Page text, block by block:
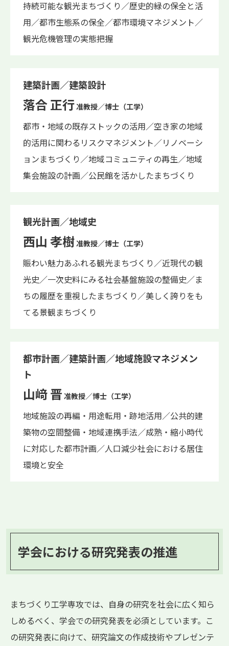
持続可能な観光まちづくり／歴史的緑の保全と活
用／都市生態系の保全／都市環境マネジメント／
観光危機管理の実態把握
建築計画／建築設計
落合 正行准教授／博士（工学）
都市・地域の既存ストックの活用／空き家の地域
的活用に関わるリスクマネジメント／リノベーシ
ョンまちづくり／地域コミュニティの再生／地域
集会施設の計画／公民館を活かしたまちづくり
観光計画／地域史
西山 孝樹准教授／博士（工学）
賑わい魅力あふれる観光まちづくり／近現代の観
光史／一次史料にみる社会基盤施設の整備史／ま
ちの履歴を重視したまちづくり／美しく誇りをも
てる景観まちづくり
都市計画／建築計画／地域施設マネジメン
ト
山﨑 晋 准教授／博士（工学）
地域施設の再編・用途転用・跡地活用／公共的建
築物の空間整備・地域連携手法／成熟・縮小時代
に対応した都市計画／人口減少社会における居住
環境と安全
学会における研究発表の推進
まちづくり工学専攻では、自身の研究を社会に広く知ら
しめるべく、学会での研究発表を必須としています。こ
の研究発表に向けて、研究論文の作成技術やプレゼンテ